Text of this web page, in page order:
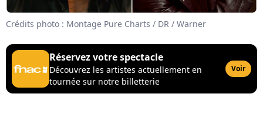
Crédits photo : Montage Pure Charts / DR / Warner
Réservez votre spectacle
Découvrez les artistes actuellement en
tournée sur notre billetterie
Voir